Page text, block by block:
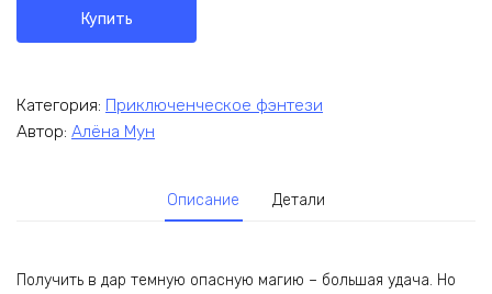
Купить
Категория: Приключенческое фэнтези
Автор: Алёна Мун
Описание Детали
Получить в дар темную опасную магию – большая удача. Но